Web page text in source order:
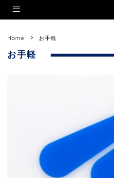
Home お手軽
お手軽